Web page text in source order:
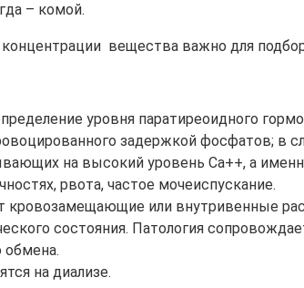
– комой.
вещества важно для
уровня паратиреоидного
задержкой фосфатов; в
на высокий уровень Са++, а
рвота, частое мочеиспускание.
кровозамещающие или внутривенные
состояния. Патология
обмена.
на диализе.